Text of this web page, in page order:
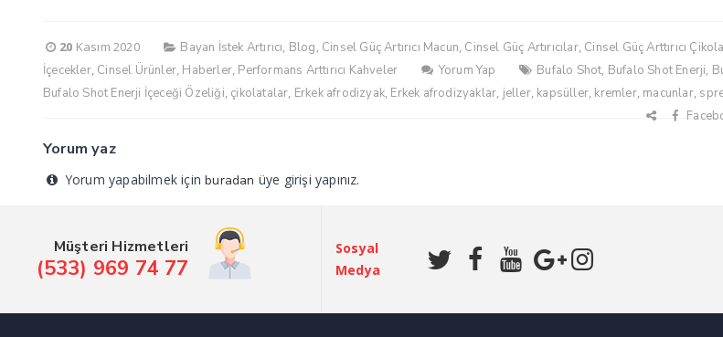
20 Kasım 2020 Bayan İstek Artırıcı, Blog, Cinsel Güç Artırıcı Macun, Cinsel Güç Artırıcılar, Cinsel Güç Arttırıcı
İçecekler, Cinsel Ürünler, Haberler, Performans Arttırıcı Kahveler Yorum Yap Bufalo Shot, Bufalo Shot Enerji,
Bufalo Shot Enerji İçeceği Özeliği, çikolatalar, Erkek afrodizyak, Erkek afrodizyaklar, jeller, kapsüller, kremler, macunlar,
Yorum yaz
Yorum yapabilmek içinburadan üye girişi yapınız.
Müşteri Hizmetleri
(533) 969 74 77
Sosyal
Medya